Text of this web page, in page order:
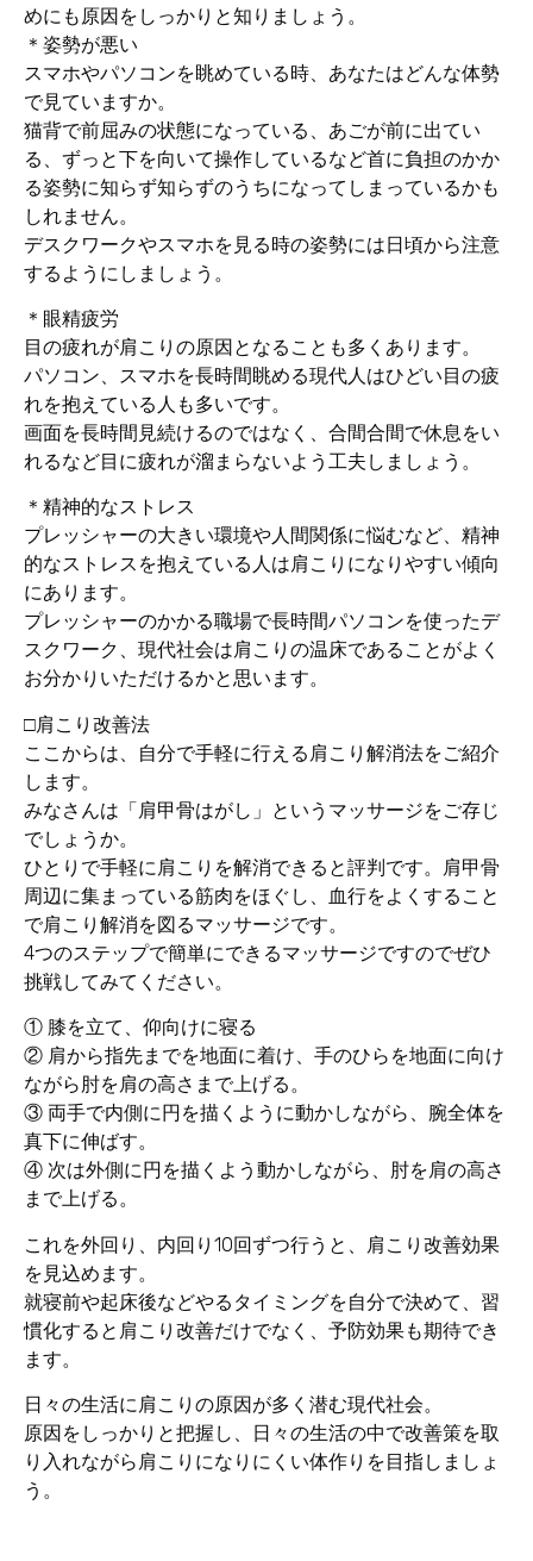
めにも原因をしっかりと知りましょう。
＊姿勢が悪い
スマホやパソコンを眺めている時、あなたはどんな体勢
で見ていますか。
猫背で前屈みの状態になっている、あごが前に出てい
る、ずっと下を向いて操作しているなど首に負担のかか
る姿勢に知らず知らずのうちになってしまっているかも
しれません。
デスクワークやスマホを見る時の姿勢には日頃から注意
するようにしましょう。
＊眼精疲労
目の疲れが肩こりの原因となることも多くあります。
パソコン、スマホを長時間眺める現代人はひどい目の疲
れを抱えている人も多いです。
画面を長時間見続けるのではなく、合間合間で休息をい
れるなど目に疲れが溜まらないよう工夫しましょう。
＊精神的なストレス
プレッシャーの大きい環境や人間関係に悩むなど、精神
的なストレスを抱えている人は肩こりになりやすい傾向
にあります。
プレッシャーのかかる職場で長時間パソコンを使ったデ
スクワーク、現代社会は肩こりの温床であることがよく
お分かりいただけるかと思います。
□肩こり改善法
ここからは、自分で手軽に行える肩こり解消法をご紹介
します。
みなさんは「肩甲骨はがし」というマッサージをご存じ
でしょうか。
ひとりで手軽に肩こりを解消できると評判です。肩甲骨
周辺に集まっている筋肉をほぐし、血行をよくすること
で肩こり解消を図るマッサージです。
4つのステップで簡単にできるマッサージですのでぜひ
挑戦してみてください。
① 膝を立て、仰向けに寝る
② 肩から指先までを地面に着け、手のひらを地面に向け
ながら肘を肩の高さまで上げる。
③ 両手で内側に円を描くように動かしながら、腕全体を
真下に伸ばす。
④ 次は外側に円を描くよう動かしながら、肘を肩の高さ
まで上げる。
これを外回り、内回り10回ずつ行うと、肩こり改善効果
を見込めます。
就寝前や起床後などやるタイミングを自分で決めて、習
慣化すると肩こり改善だけでなく、予防効果も期待でき
ます。
日々の生活に肩こりの原因が多く潜む現代社会。
原因をしっかりと把握し、日々の生活の中で改善策を取
り入れながら肩こりになりにくい体作りを目指しましょ
う。